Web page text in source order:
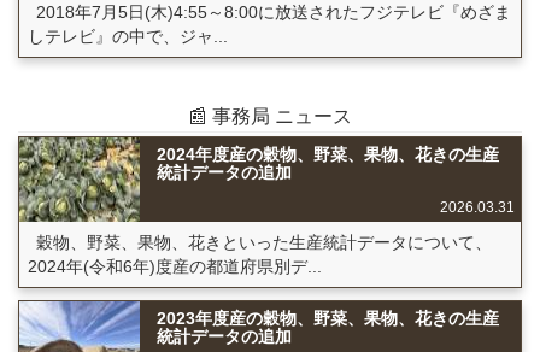
2018年7月5日(木)4:55～8:00に放送されたフジテレビ『めざま
しテレビ』の中で、ジャ...
📰 事務局 ニュース
2024年度産の穀物、野菜、果物、花きの生産
統計データの追加
2026.03.31
穀物、野菜、果物、花きといった生産統計データについて、
2024年(令和6年)度産の都道府県別デ...
2023年度産の穀物、野菜、果物、花きの生産
統計データの追加